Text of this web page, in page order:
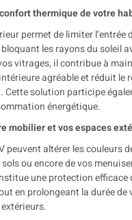
thermique de votre
permet de limiter l’entrée
les rayons du soleil
vitrages, il contribue à
agréable et réduit le
solution participe
énergétique.
mobilier et vos espaces
peuvent altérer les couleurs
ou encore de vos
une protection efficace
en prolongeant la durée de